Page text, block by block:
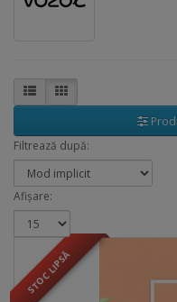
Filtrează după:
Afișare:
STOC LIPSĂ